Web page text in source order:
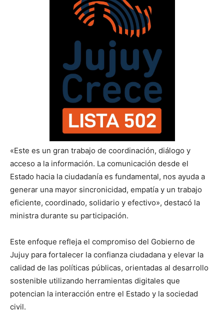
«Este es un gran trabajo de coordinación, diálogo y
acceso a la información. La comunicación desde el
Estado hacia la ciudadanía es fundamental, nos ayuda a
generar una mayor sincronicidad, empatía y un trabajo
eficiente, coordinado, solidario y efectivo», destacó la
ministra durante su participación.
Este enfoque refleja el compromiso del Gobierno de
Jujuy para fortalecer la confianza ciudadana y elevar la
calidad de las políticas públicas, orientadas al desarrollo
sostenible utilizando herramientas digitales que
potencian la interacción entre el Estado y la sociedad
civil.